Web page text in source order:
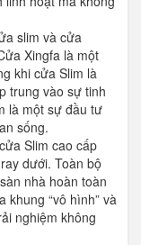
slim và cửa
Xingfa là một
khi cửa Slim là
trung vào sự tinh
là một sự đầu tư
sống.
Slim cao cấp
dưới. Toàn bộ
nhà hoàn toàn
khung “vô hình” và
nghiệm không